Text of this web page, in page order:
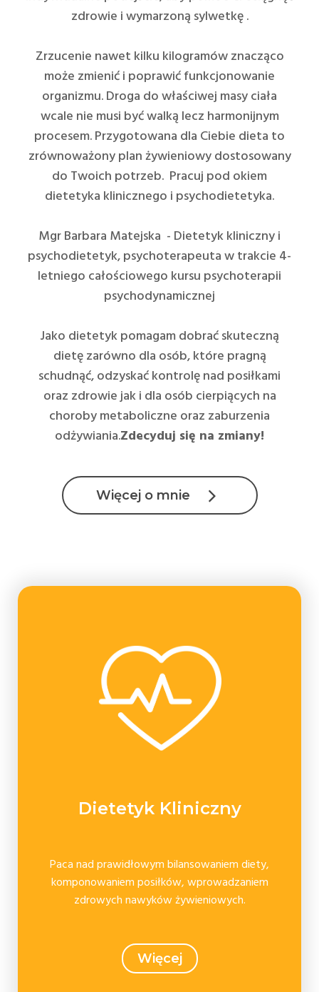
zdrowie i wymarzoną sylwetkę .
Zrzucenie nawet kilku kilogramów znacząco
może zmienić i poprawić funkcjonowanie
organizmu. Droga do właściwej masy ciała
wcale nie musi być walką lecz harmonijnym
procesem. Przygotowana dla Ciebie dieta to
zrównoważony plan żywieniowy dostosowany
do Twoich potrzeb. Pracuj pod okiem
dietetyka klinicznego i psychodietetyka.
Mgr Barbara Matejska - Dietetyk kliniczny i
psychodietetyk, psychoterapeuta w trakcie 4-
letniego całościowego kursu psychoterapii
psychodynamicznej
Jako dietetyk pomagam dobrać skuteczną
dietę zarówno dla osób, które pragną
schudnąć, odzyskać kontrolę nad posiłkami
oraz zdrowie jak i dla osób cierpiących na
choroby metaboliczne oraz zaburzenia
odżywiania.Zdecyduj się na zmiany!
Więcej o mnie
Dietetyk Kliniczny
Paca nad prawidłowym bilansowaniem diety,
komponowaniem posiłków, wprowadzaniem
zdrowych nawyków żywieniowych.
Więcej